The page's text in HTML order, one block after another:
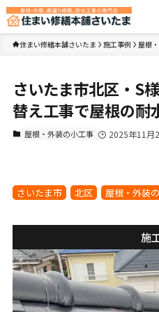
住まい修繕本舗さいたま 施工事例 屋根
さいたま市北区・S
替え工事で屋根の耐
屋根・外装の小工事 2025年11月
さいたま市 北区 屋根・外装
施